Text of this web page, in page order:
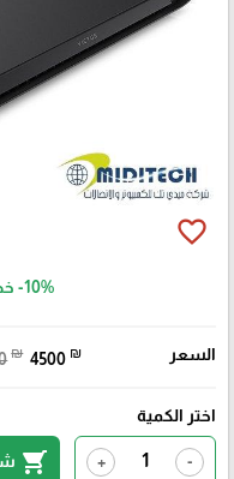
favorite_border
-10%
السعر ₪ 4500 ₪
اختر الكمية
-
+
shopping_cart